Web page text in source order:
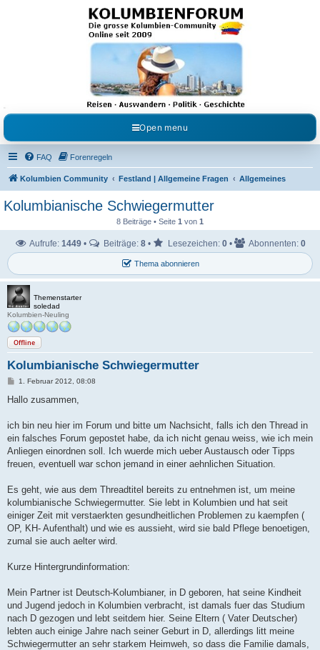
Kolumbienforum - Das
grosse Forum der
Freunde Kolumbiens
Reisen, Auswandern, Kultur, Politik, Geschichte und Visum in Kolumbien und Venezuela.
Austausch, Erfahrungen und Gemeinschaft im Kolumbienforum
Open menu
FAQ Forenregeln
Kolumbien Community Festland | Allgemeine Fragen Allgemeines
Kolumbianische Schwiegermutter
8 Beiträge • Seite 1 von 1
Thema abonnieren
Aufrufe: 1449• Beiträge: 8• Lesezeichen: 0• Abonnenten: 0
Themenstarter
soledad
Kolumbien-Neuling
Offline
Kolumbianische Schwiegermutter
B
i
a
1. Februar 2012, 08:08
Hallo zusammen,
ich bin neu hier im Forum und bitte um Nachsicht, falls ich den Thread in
ein falsches Forum gepostet habe, da ich nicht genau weiss, wie ich mein
Anliegen einordnen soll. Ich wuerde mich ueber Austausch oder Tipps
freuen, eventuell war schon jemand in einer aehnlichen Situation.
Es geht, wie aus dem Threadtitel bereits zu entnehmen ist, um meine
kolumbianische Schwiegermutter. Sie lebt in Kolumbien und hat seit
einiger Zeit mit verstaerkten gesundheitlichen Problemen zu kaempfen (
OP, KH- Aufenthalt) und wie es aussieht, wird sie bald Pflege benoetigen,
zumal sie auch aelter wird.
Kurze Hintergrundinformation:
Mein Partner ist Deutsch-Kolumbianer, in D geboren, hat seine Kindheit
und Jugend jedoch in Kolumbien verbracht, ist damals fuer das Studium
nach D gezogen und lebt seitdem hier. Seine Eltern ( Vater Deutscher)
lebten auch einige Jahre nach seiner Geburt in D, allerdings litt meine
Schwiegermutter an sehr starkem Heimweh, so dass die Familie damals,